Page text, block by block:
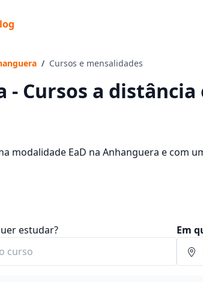
ideal para seus estudos
/ Cursos e mensalidades
- Cursos a distância
modalidade EaD na Anhanguera e com
estudar? Em